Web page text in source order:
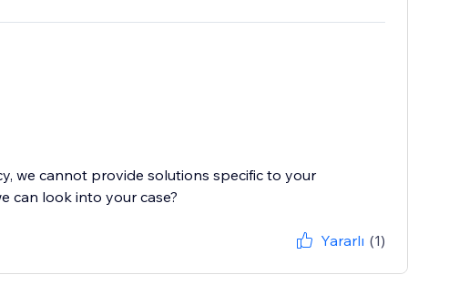
we cannot provide solutions specific to your
can look into your case?
Yararlı (1)